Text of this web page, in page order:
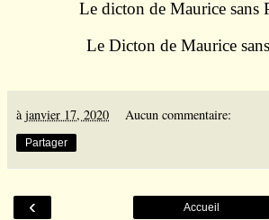
Le dicton de Maurice sans
Le Dicton de Maurice
àjanvier 17, 2020 Aucun commentaire:
Partager
‹ Accueil